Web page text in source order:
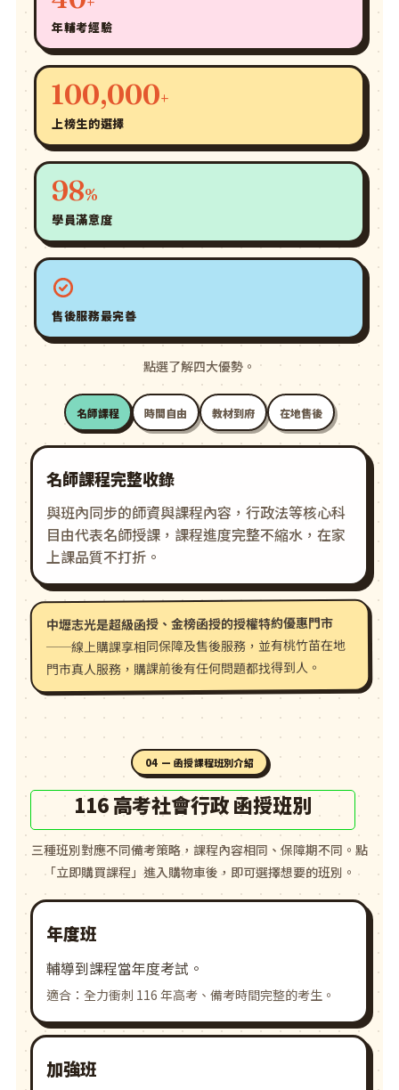
年輔考經驗
100,000+
上榜生的選擇
98%
學員滿意度
售後服務最完善
點選了解四大優勢。
名師課程 時間自由 教材到府 在地售後
名師課程完整收錄
與班內同步的師資與課程內容，行政法等核心科
目由代表名師授課，課程進度完整不縮水，在家
上課品質不打折。
中壢志光是超級函授、金榜函授的授權特約優惠門市
──線上購課享相同保障及售後服務，並有桃竹苗在地
門市真人服務，購課前後有任何問題都找得到人。
04 — 函授課程班別介紹
116 高考社會行政 函授班別
三種班別對應不同備考策略，課程內容相同、保障期不同。點
「立即購買課程」進入購物車後，即可選擇想要的班別。
年度班
輔導到課程當年度考試。
適合：全力衝刺 116 年高考、備考時間完整的考生。
加強班